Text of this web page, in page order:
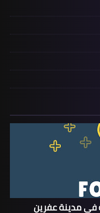
في مدينة عفرين